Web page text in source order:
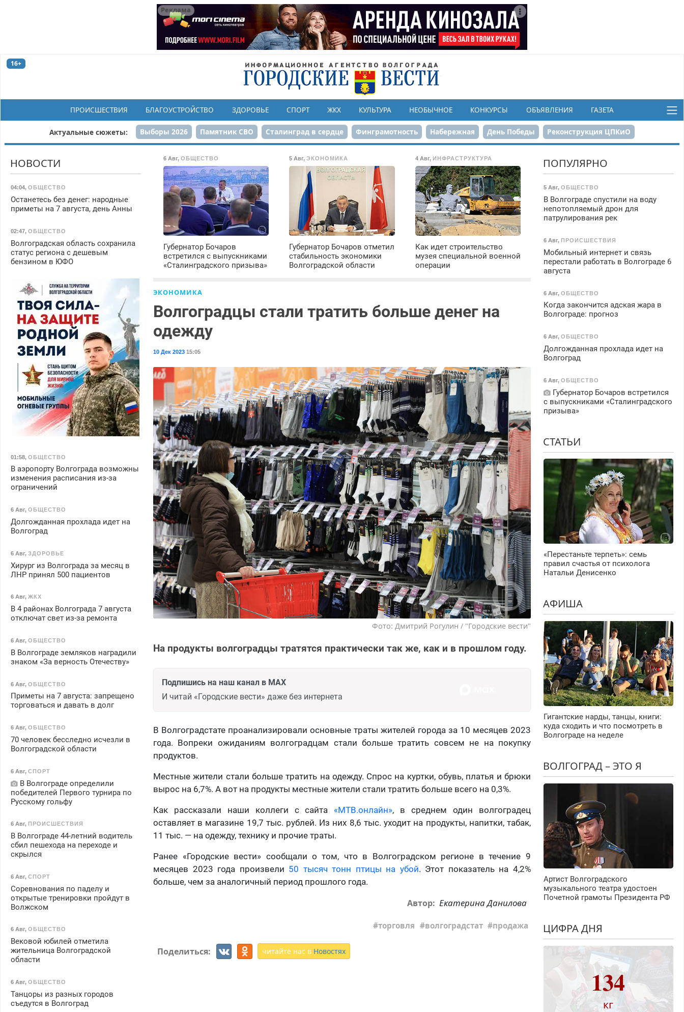
Реклама
16+
ПРОИСШЕСТВИЯ БЛАГОУСТРОЙСТВО ЗДОРОВЬЕ СПОРТ ЖКХ КУЛЬТУРА НЕОБЫЧНОЕ КОНКУРСЫ ОБЪЯВЛЕНИЯ ГАЗЕТА
Актуальные сюжеты: Выборы 2026 Памятник СВО Сталинград в сердце Финграмотность Набережная День Победы Реконструкция ЦПКиО
80-летие Победы Парк Героев-летчиков
6 Авг,ОБЩЕСТВО
Губернатор Бочаров
встретился с выпускниками
«Сталинградского призыва»
5 Авг,ЭКОНОМИКА
Губернатор Бочаров отметил
стабильность экономики
Волгоградской области
4 Авг, ИНФРАСТРУКТУРА
Как идет строительство
музея специальной военной
операции
ЭКОНОМИКА
Волгоградцы стали тратить больше денег на
одежду
10 Дек 2023 15:05
Фото: Дмитрий Рогулин / "Городские вести"
На продукты волгоградцы тратятся практически так же, как и в прошлом году.
Подпишись на наш канал в MAX
И читай «Городские вести» даже без интернета
В Волгоградстате проанализировали основные траты жителей города за 10 месяцев 2023
года. Вопреки ожиданиям волгоградцам стали больше тратить совсем не на покупку
продуктов.
Местные жители стали больше тратить на одежду. Спрос на куртки, обувь, платья и брюки
вырос на 6,7%. А вот на продукты местные жители стали тратить больше всего на 0,3%.
Как рассказали наши коллеги с сайта «МТВ.онлайн», в среднем один волгоградец
оставляет в магазине 19,7 тыс. рублей. Из них 8,6 тыс. уходит на продукты, напитки, табак,
11 тыс. — на одежду, технику и прочие траты.
Ранее «Городские вести» сообщали о том, что в Волгоградском регионе в течение 9
месяцев 2023 года произвели 50 тысяч тонн птицы на убой. Этот показатель на 4,2%
больше, чем за аналогичный период прошлого года.
Автор: Екатерина Данилова
торговля волгоградстат продажа
Поделиться: читайте нас в Новостях
НОВОСТИ
04:04, ОБЩЕСТВО
Останетесь без денег: народные
приметы на 7 августа, день Анны
02:47, ОБЩЕСТВО
Волгоградская область сохранила
статус региона с дешевым
бензином в ЮФО
01:58, ОБЩЕСТВО
В аэропорту Волгограда возможны
изменения расписания из-за
ограничений
6 Авг, ОБЩЕСТВО
Долгожданная прохлада идет на
Волгоград
6 Авг, ЗДОРОВЬЕ
Хирург из Волгограда за месяц в
ЛНР принял 500 пациентов
6 Авг, ЖКХ
В 4 районах Волгограда 7 августа
отключат свет из-за ремонта
6 Авг, ОБЩЕСТВО
В Волгограде земляков наградили
знаком «За верность Отечеству»
6 Авг, ОБЩЕСТВО
Приметы на 7 августа: запрещено
торговаться и давать в долг
6 Авг, ОБЩЕСТВО
70 человек бесследно исчезли в
Волгоградской области
6 Авг, СПОРТ
В Волгограде определили
победителей Первого турнира по
Русскому гольфу
6 Авг, ПРОИСШЕСТВИЯ
В Волгограде 44-летний водитель
сбил пешехода на переходе и
скрылся
6 Авг, СПОРТ
Соревнования по паделу и
открытые тренировки пройдут в
Волжском
6 Авг, ОБЩЕСТВО
Вековой юбилей отметила
жительница Волгоградской
области
6 Авг, ОБЩЕСТВО
Танцоры из разных городов
съедутся в Волгоград
ПОПУЛЯРНО
5 Авг, ОБЩЕСТВО
В Волгограде спустили на воду
непотопляемый дрон для
патрулирования рек
6 Авг, ПРОИСШЕСТВИЯ
Мобильный интернет и связь
перестали работать в Волгограде 6
августа
6 Авг, ОБЩЕСТВО
Когда закончится адская жара в
Волгограде: прогноз
6 Авг, ОБЩЕСТВО
Долгожданная прохлада идет на
Волгоград
6 Авг, ОБЩЕСТВО
Губернатор Бочаров встретился
с выпускниками «Сталинградского
призыва»
СТАТЬИ
«Перестаньте терпеть»: семь
правил счастья от психолога
Натальи Денисенко
АФИША
Гигантские нарды, танцы, книги:
куда сходить и что посмотреть в
Волгограде на неделе
ВОЛГОГРАД – ЭТО Я
Артист Волгоградского
музыкального театра удостоен
Почетной грамоты Президента РФ
ЦИФРА ДНЯ
134
кг